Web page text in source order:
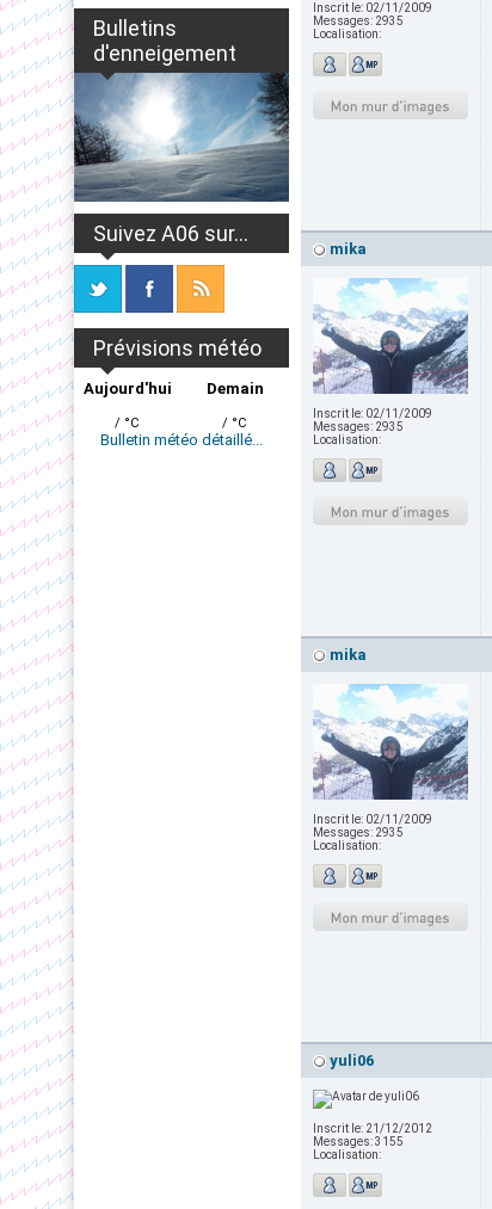
Bulletins
d'enneigement
Suivez A06 sur...
Prévisions météo
Aujourd'hui
/ °C
Demain
/ °C
Bulletin météo détaillé...
Inscrit le: 02/11/2009
Messages: 2935
Localisation:
mika
Inscrit le: 02/11/2009
Messages: 2935
Localisation:
mika
Inscrit le: 02/11/2009
Messages: 2935
Localisation:
yuli06
Inscrit le: 21/12/2012
Messages:3155
Localisation: